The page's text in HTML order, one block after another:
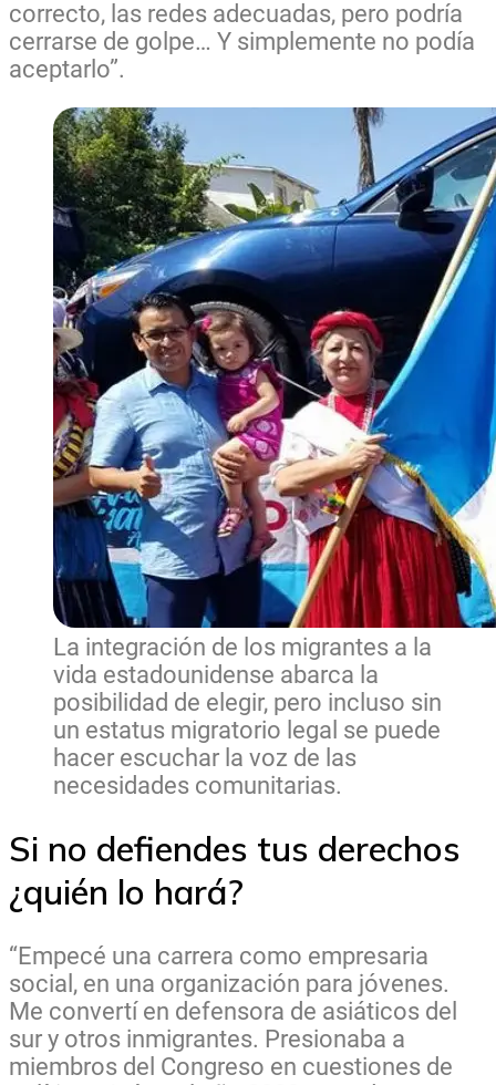
correcto, las redes adecuadas, pero podría
cerrarse de golpe… Y simplemente no podía
aceptarlo”.
La integración de los migrantes a la
vida estadounidense abarca la
posibilidad de elegir, pero incluso sin
un estatus migratorio legal se puede
hacer escuchar la voz de las
necesidades comunitarias.
Si no defiendes tus derechos
¿quién lo hará?
“Empecé una carrera como empresaria
social, en una organización para jóvenes.
Me convertí en defensora de asiáticos del
sur y otros inmigrantes. Presionaba a
miembros del Congreso en cuestiones de